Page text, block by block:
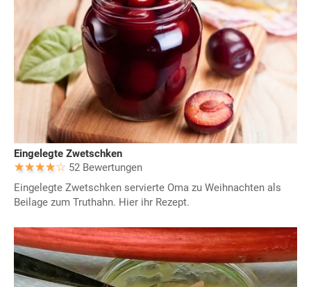
Eingelegte Zwetschken
52 Bewertungen
Eingelegte Zwetschken servierte Oma zu Weihnachten als
Beilage zum Truthahn. Hier ihr Rezept.